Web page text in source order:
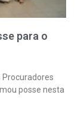
para o
Procuradores
posse nesta